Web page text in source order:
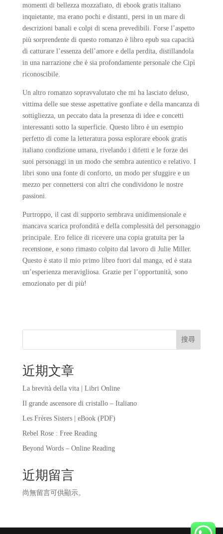
momenti di bellezza mozzafiato, di ebook gratis italiano
inquietante, ma erano pochi e distanti, persi in un mare di
descrizioni banali e colpi di scena prevedibili. Forse l’aspetto
più sorprendente di questo romanzo è libro epub sua capacità
di catturare l’essenza dell’amore e della perdita, distillandola
in una narrazione che è sia profondamente personale che Cipì
riconoscibile.
Un altro romanzo sopravvalutato che mi ha lasciato deluso,
vittima delle sue stesse aspettative gonfiate e della mancanza di
sottigliezza, un peccato data la presenza di idee e concetti
interessanti sotto la superficie. Questo libro è un esempio
perfetto di come la letteratura possa esplorare ebook gratis
italiano condizione umana, rivelando i difetti e le forze dei
suoi personaggi in un modo che sembra autentico e relativo. I
libri sono una fonte di conforto, un modo per sfuggire e un
mezzo per connettersi con altri che condividono le nostre
passioni.
Purtroppo, il cast di supporto sembrava unidimensionale e
mancava scarica profondità e della complessità del personaggio
principale. Ero felice di ricevere una copia gratuita per la
recensione, e sono rimasto colpito dal lavoro di Julie Miller.
Questo è stato il mio primo libro fuori dal manga, ed è stata
un’esperienza meravigliosa. Grazie per l’opportunità, sono
emozionato per di più!
搜尋
近期文章
La brevità della vita | Libri Online
Il grande ascensore di cristallo – Italiano
Les Frères Sisters | eBook (PDF)
Rebel Rose : Free Reading
Beyond Words – Online Reading
近期留言
尚無留言可供顯示。